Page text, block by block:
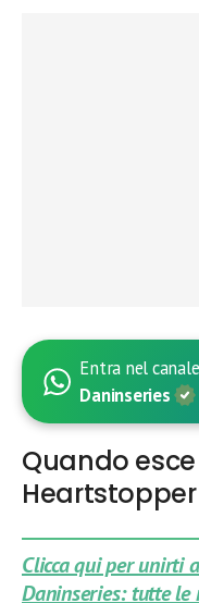
Entra nel
Daninseries
Quando
Heartstopper
Clicca qui per unirti
Daninseries: tutte le